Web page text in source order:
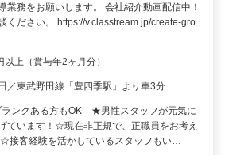
業務をお願いします。 会社紹介動画配信中！
ください。 https://v.classtream.jp/create-gro
上（賞与年2ヶ月分）
／東武野田線「豊四季駅」より車3分
ランクある方もOK ★男性スタッフが元気に
ています！☆現在非正規で、正職員をお考え
接客経験を活かしているスタッフもい…